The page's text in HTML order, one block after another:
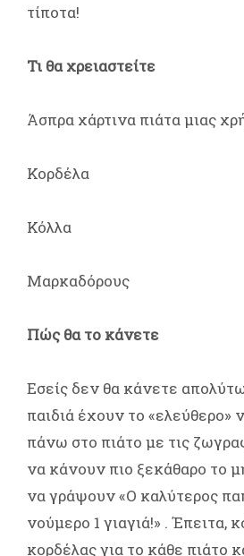
τίποτα!
Τι θα χρειαστείτε
Άσπρα χάρτινα πιάτα μιας
Κορδέλα
Κόλλα
Μαρκαδόρους
Πώς θα το κάνετε
Εσείς δεν θα κάνετε
παιδιά έχουν το «ελεύθερο»
πάνω στο πιάτο με τις
να κάνουν πιο ξεκάθαρο το
να γράψουν «Ο καλύτερος
νούμερο 1 γιαγιά!» . Έπειτα,
κορδέλας για το κάθε πιάτο